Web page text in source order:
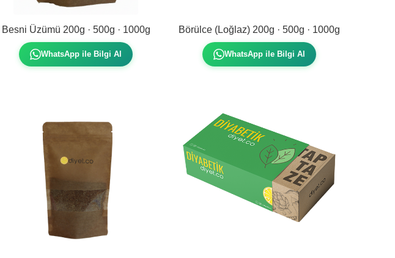
Besni Üzümü 200g · 500g · 1000g
WhatsApp ile Bilgi Al
Börülce (Loğlaz) 200g · 500g · 1000g
WhatsApp ile Bilgi Al